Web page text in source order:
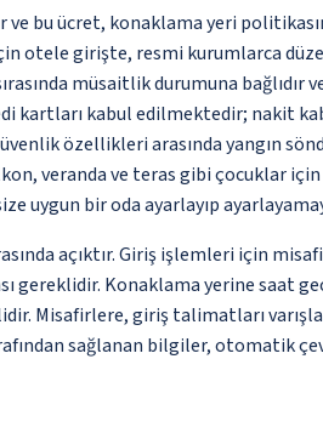
ve bu ücret, konaklama yeri
otele girişte, resmi kurumlarca
müsaitlik durumuna
kartları kabul edilmektedir; nakit
özellikleri arasında yangın
veranda ve teras gibi çocuklar
uygun bir oda ayarlayıp
açıktır. Giriş işlemleri için
gereklidir. Konaklama yerine saat
Misafirlere, giriş talimatları
sağlanan bilgiler, otomatik